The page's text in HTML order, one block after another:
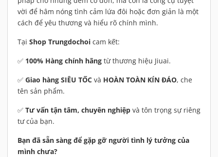
vời để hâm nóng tình cảm lứa đôi hoặc đơn giản là một
cách để yêu thương và hiểu rõ chính mình.
Tại Shop Trungdochoi cam kết:
✅ 100% Hàng chính hãng từ thương hiệu Jiuai.
✅ Giao hàng SIÊU TỐC và HOÀN TOÀN KÍN ĐÁO, che
tên sản phẩm.
✅ Tư vấn tận tâm, chuyên nghiệp và tôn trọng sự riêng
tư của bạn.
Bạn đã sẵn sàng để gặp gỡ người tình lý tưởng của
mình chưa?